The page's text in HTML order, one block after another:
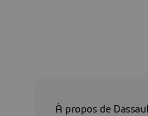
À propos de